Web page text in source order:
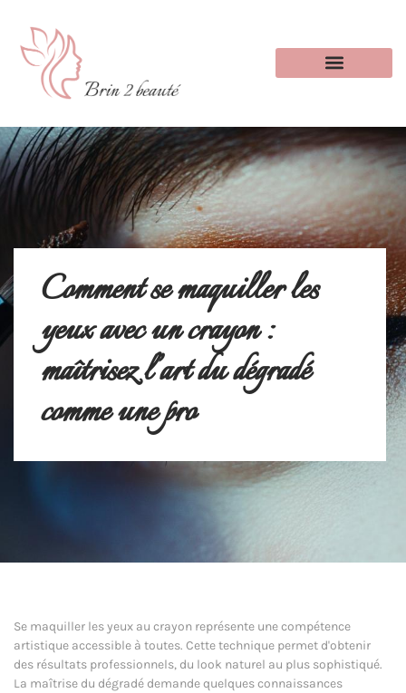
Comment se maquiller les
yeux avec un crayon :
maîtrisez l’art du dégradé
comme une pro
Se maquiller les yeux au crayon représente une compétence
artistique accessible à toutes. Cette technique permet d'obtenir
des résultats professionnels, du look naturel au plus sophistiqué.
La maîtrise du dégradé demande quelques connaissances